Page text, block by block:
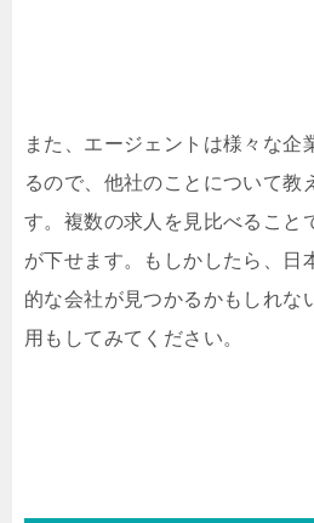
また、エージェントは様々な企
るので、他社のことについて教
す。複数の求人を見比べること
が下せます。もしかしたら、日
的な会社が見つかるかもしれな
用もしてみてください。